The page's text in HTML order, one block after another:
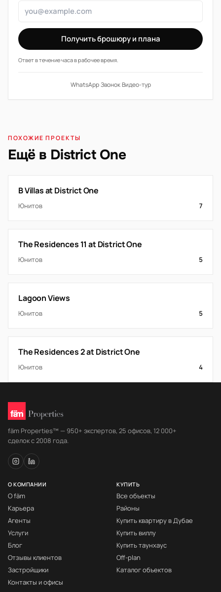
Получить брошюру и плана
Ответ в течение часа в рабочее время.
WhatsApp·Звонок·Видео-тур
ПОХОЖИЕ ПРОЕКТЫ
Ещё в District One
B Villas at District One
Юнитов 7
The Residences 11 at District One
Юнитов 5
Lagoon Views
Юнитов 5
The Residences 2 at District One
Юнитов 4
fäm Properties™ — 950+ экспертов, 25 офисов, 12 000+
сделок с 2008 года.
О КОМПАНИИ
О fäm
Карьера
Агенты
Услуги
Блог
Отзывы клиентов
Застройщики
Контакты и офисы
КУПИТЬ
Все объекты
Районы
Купить квартиру в Дубае
Купить виллу
Купить таунхаус
Off-plan
Каталог объектов